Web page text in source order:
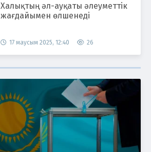
Халықтың әл-ауқаты әлеуметтік
жағдайымен өлшенеді
17 маусым 2025, 12:40 26